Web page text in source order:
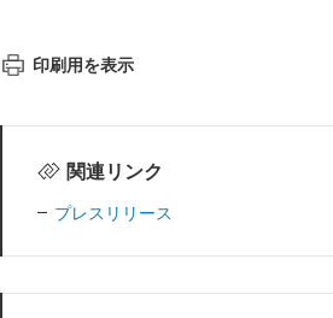
印刷用を表示
関連リンク
プレスリリース